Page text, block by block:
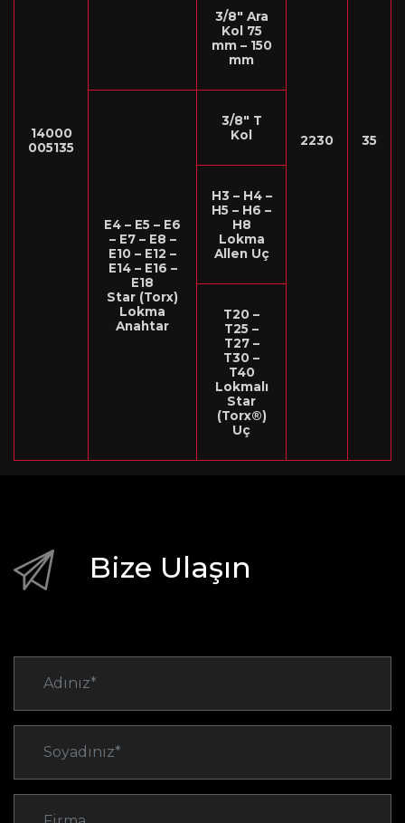
14000
005135
2230 35
3/8″ Ara
Kol 75
mm – 150
mm
E4 – E5 – E6
– E7 – E8 –
E10 – E12 –
E14 – E16 –
E18
Star (Torx)
Lokma
Anahtar
3/8″ T
Kol
H3 – H4 –
H5 – H6 –
H8
Lokma
Allen Uç
T20 –
T25 –
T27 –
T30 –
T40
Lokmalı
Star
(Torx®)
Uç
Bize Ulaşın